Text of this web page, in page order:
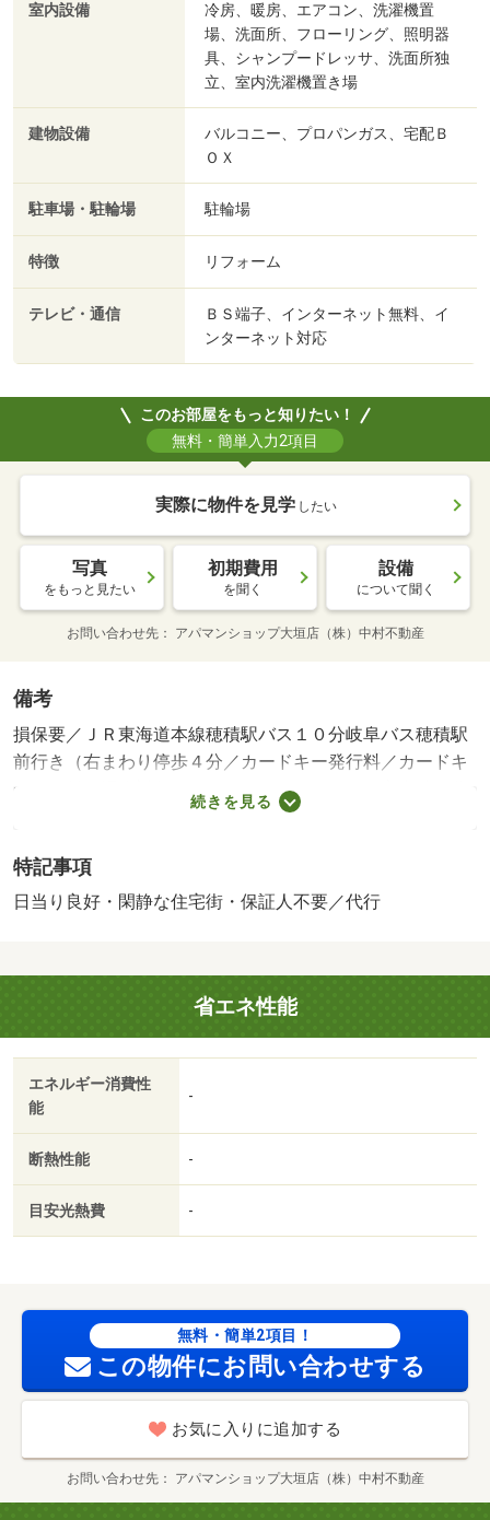
室内設備
冷房、暖房、エアコン、洗濯機置
場、洗面所、フローリング、照明器
具、シャンプードレッサ、洗面所独
立、室内洗濯機置き場
建物設備
バルコニー、プロパンガス、宅配Ｂ
ＯＸ
駐車場・駐輪場 駐輪場
特徴 リフォーム
テレビ・通信
ＢＳ端子、インターネット無料、イ
ンターネット対応
このお部屋をもっと知りたい！
無料・簡単入力2項目
実際に物件を見学 したい
写真
をもっと見たい
初期費用
を聞く
設備
について聞く
お問い合わせ先 アパマンショップ大垣店（株）中村不動産
備考
損保要／ＪＲ東海道本線穂積駅バス１０分岐阜バス穂積駅
前行き（右まわり停歩４分／カードキー発行料／カードキ
ー発行料（課税対象）／ルームクリーニング／室内清掃費
用等／保証会社利用必：機関保証加入必須。初回保証料３
（その他商品あり）／［退去時費用 退去費用実費精算※
故意・過失等別途実費］ＬＰガス料金はご契約前にＬＰガ
円／月 保証会社：株式会社イントラスト／バストイレ
別／バルコニー／エアコン／クロゼット／フローリング／
シャワー付洗面台／ＴＶインターホン／室内洗濯置／陽当
り良好／シューズボックス／システムキッチン／温水洗浄
便座／洗面所独立／駐輪場／宅配ボックス／押入／光ファ
イバー／即入居可／閑静な住宅地／敷金不要／防犯カメラ
／内装リフォーム済／床下収納／２駅利用可／駅徒歩１０
分以内／敷地内ごみ置き場／全居室６畳以上／全居室８畳
以上／プロパンガス／ＢＳ／高速ネット対応／保証会社利
マート（コンビニ）まで２３９１ｍ／クスリのアオキ あ
ずま店（ドラッグストア）まで２４９６ｍ／小野小学校
（小学校）まで２５５３ｍ／ＰＬＡＮＴ－６瑞穂店（スー
パー）まで２４３９ｍ/賃貸戸数:10戸
続きを見る
特記事項
日当り良好・閑静な住宅街・保証人不要／代行
省エネ性能
エネルギー消費性
能
-
断熱性能 -
目安光熱費 -
無料・簡単2項目！
この物件にお問い合わせする
お気に入りに追加する
お問い合わせ先 アパマンショップ大垣店（株）中村不動産